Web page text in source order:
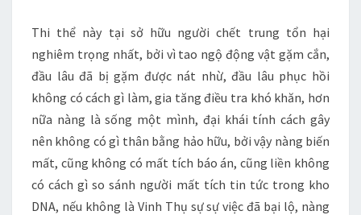
Thi thể này tại sở hữu người chết trung tổn hại
nghiêm trọng nhất, bởi vì tao ngộ động vật gặm cắn,
đầu lâu đã bị gặm được nát nhừ, đầu lâu phục hồi
không có cách gì làm, gia tăng điều tra khó khăn, hơn
nữa nàng là sống một mình, đại khái tính cách gây
nên không có gì thân bằng hảo hữu, bởi vậy nàng biến
mất, cũng không có mất tích báo án, cũng liền không
có cách gì so sánh người mất tích tin tức trong kho
DNA, nếu không là Vinh Thụ sự sự việc đã bại lộ, nàng